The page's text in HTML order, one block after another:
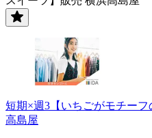
短期×週3【いちごがモチー
高島屋